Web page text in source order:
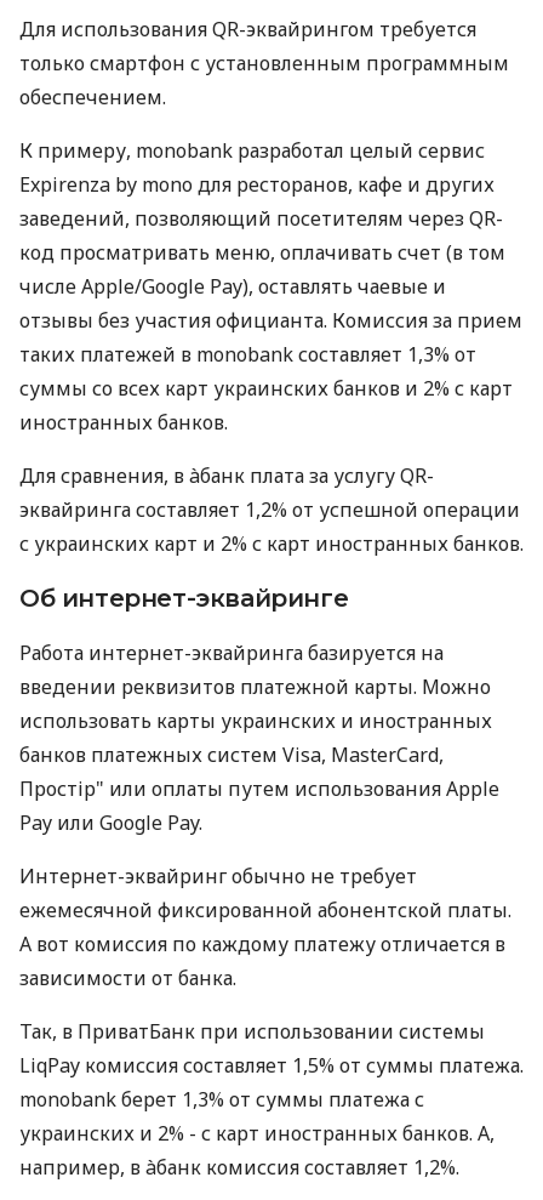
Для использования QR-эквайрингом требуется
только смартфон с установленным программным
обеспечением.
К примеру, monobank разработал целый сервис
Expirenza by mono для ресторанов, кафе и других
заведений, позволяющий посетителям через QR-
код просматривать меню, оплачивать счет (в том
числе Apple/Google Pay), оставлять чаевые и
отзывы без участия официанта. Комиссия за прием
таких платежей в monobank составляет 1,3% от
суммы со всех карт украинских банков и 2% с карт
иностранных банков.
Для сравнения, в àбанк плата за услугу QR-
эквайринга составляет 1,2% от успешной операции
с украинских карт и 2% с карт иностранных банков.
Об интернет-эквайринге
Работа интернет-эквайринга базируется на
введении реквизитов платежной карты. Можно
использовать карты украинских и иностранных
банков платежных систем Visa, MasterCard,
Простір" или оплаты путем использования Apple
Pay или Google Pay.
Интернет-эквайринг обычно не требует
ежемесячной фиксированной абонентской платы.
А вот комиссия по каждому платежу отличается в
зависимости от банка.
Так, в ПриватБанк при использовании системы
LiqPay комиссия составляет 1,5% от суммы платежа.
monobank берет 1,3% от суммы платежа с
украинских и 2% - с карт иностранных банков. А,
например, в àбанк комиссия составляет 1,2%.